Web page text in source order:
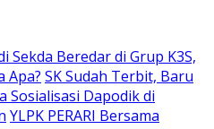
Sekda Beredar di Grup K3S,
Apa? SK Sudah Terbit, Baru
Sosialisasi Dapodik di
YLPK PERARI Bersama